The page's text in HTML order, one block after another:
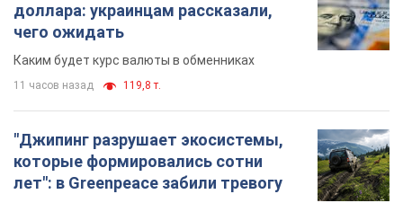
доллара: украинцам рассказали,
чего ожидать
Каким будет курс валюты в обменниках
11 часов назад 119,8 т.
"Джипинг разрушает экосистемы,
которые формировались сотни
лет": в Greenpeace забили тревогу